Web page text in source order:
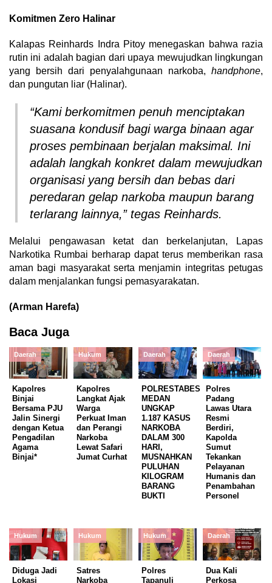
Komitmen Zero Halinar
Kalapas Reinhards Indra Pitoy menegaskan bahwa razia
rutin ini adalah bagian dari upaya mewujudkan lingkungan
yang bersih dari penyalahgunaan narkoba, handphone,
dan pungutan liar (Halinar).
“Kami berkomitmen penuh menciptakan
suasana kondusif bagi warga binaan agar
proses pembinaan berjalan maksimal. Ini
adalah langkah konkret dalam mewujudkan
organisasi yang bersih dan bebas dari
peredaran gelap narkoba maupun barang
terlarang lainnya,” tegas Reinhards.
Melalui pengawasan ketat dan berkelanjutan, Lapas
Narkotika Rumbai berharap dapat terus memberikan rasa
aman bagi masyarakat serta menjamin integritas petugas
dalam menjalankan fungsi pemasyarakatan.
(Arman Harefa)
Baca Juga
Daerah
Kapolres
Binjai
Bersama PJU
Jalin Sinergi
dengan Ketua
Pengadilan
Agama
Binjai*
Hukum
Kapolres
Langkat Ajak
Warga
Perkuat Iman
dan Perangi
Narkoba
Lewat Safari
Jumat Curhat
Daerah
POLRESTABES
MEDAN
UNGKAP
1.187 KASUS
NARKOBA
DALAM 300
HARI,
MUSNAHKAN
PULUHAN
KILOGRAM
BARANG
BUKTI
Daerah
Polres
Padang
Lawas Utara
Resmi
Berdiri,
Kapolda
Sumut
Tekankan
Pelayanan
Humanis dan
Penambahan
Personel
Hukum
Diduga Jadi
Lokasi
Hukum
Satres
Narkoba
Hukum
Polres
Tapanuli
Daerah
Dua Kali
Perkosa